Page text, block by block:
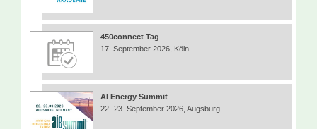
450connect Tag
17. September 2026, Köln
AI Energy Summit
22.-23. September 2026, Augsburg